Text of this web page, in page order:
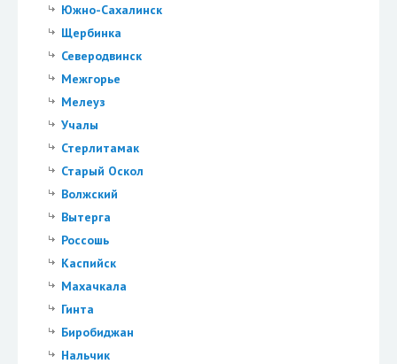
Южно-Сахалинск
Щербинка
Северодвинск
Межгорье
Мелеуз
Учалы
Стерлитамак
Старый Оскол
Волжский
Вытерга
Россошь
Каспийск
Махачкала
Гинта
Биробиджан
Нальчик